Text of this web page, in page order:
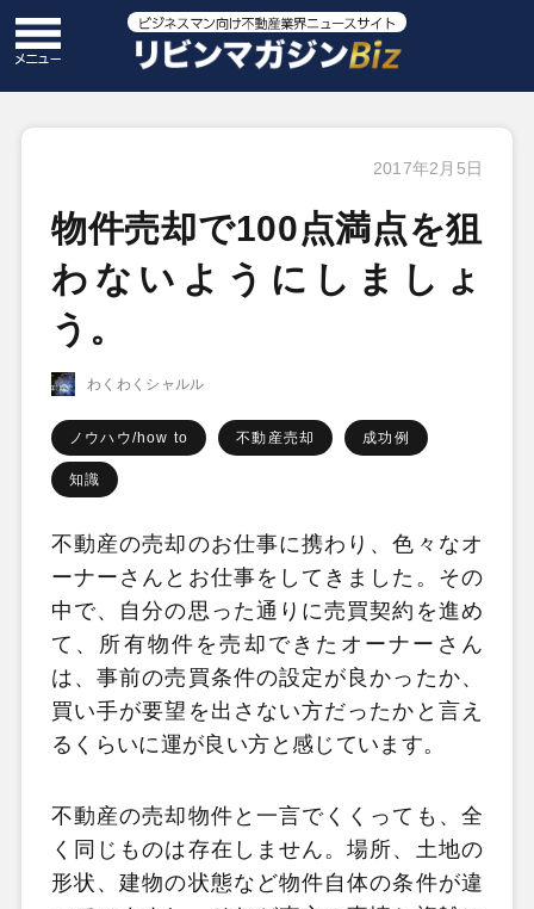
2017年2月5日
物件売却で100点満点を狙
わないようにしましょ
う。
わくわくシャルル
ノウハウ/how to 不動産売却 成功例
知識
不動産の売却のお仕事に携わり、色々なオ
ーナーさんとお仕事をしてきました。その
中で、自分の思った通りに売買契約を進め
て、所有物件を売却できたオーナーさん
は、事前の売買条件の設定が良かったか、
買い手が要望を出さない方だったかと言え
るくらいに運が良い方と感じています。
不動産の売却物件と一言でくくっても、全
く同じものは存在しません。場所、土地の
形状、建物の状態など物件自体の条件が違